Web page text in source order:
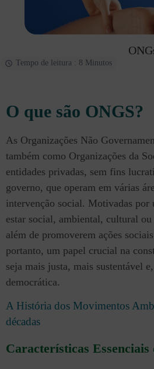
Tempo de leitura : 8 Minutos
O que são ONGS?
As Organizações Não
também como Organizações da
entidades privadas, sem fins
governo, que operam em várias
intervenção social. Motivadas
estar social, ambiental, cultural
além de promoverem ações
portanto, um papel crucial na
seja mais justa, mais sustentável
democrática.
A História dos Movimentos
décadas
Características Essenciais